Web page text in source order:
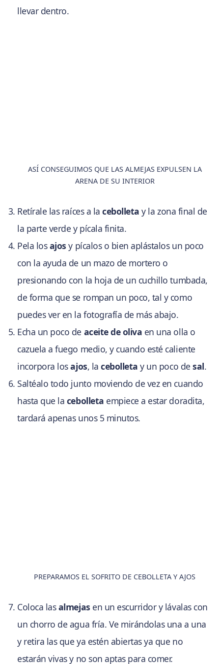
llevar dentro.
ASÍ CONSEGUIMOS QUE LAS ALMEJAS EXPULSEN LA
ARENA DE SU INTERIOR
Retírale las raíces a lacebolleta y la zona final de
la parte verde y pícala finita.
Pela losajos y pícalos o bien aplástalos un poco
con la ayuda de un mazo de mortero o
presionando con la hoja de un cuchillo tumbada,
de forma que se rompan un poco, tal y como
puedes ver en la fotografía de más abajo.
Echa un poco de aceite de oliva en una olla o
cazuela a fuego medio, y cuando esté caliente
incorpora losajos, lacebolleta y un poco desal.
Saltéalo todo junto moviendo de vez en cuando
hasta que la cebolleta empiece a estar doradita,
tardará apenas unos 5 minutos.
PREPARAMOS EL SOFRITO DE CEBOLLETA Y AJOS
Coloca lasalmejas en un escurridor y lávalas con
un chorro de agua fría. Ve mirándolas una a una
y retira las que ya estén abiertas ya que no
estarán vivas y no son aptas para comer.